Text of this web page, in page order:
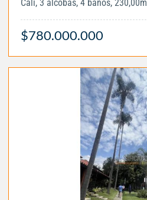
Cali, 3 alcobas, 4 baños,
$780.000.000